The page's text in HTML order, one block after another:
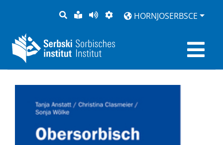
PYTANJE
LOCHKA
RĚČ
STRONU
PŘEDČITAĆ
ZWOBRAZNJENJE
HORNJOSERBSCE